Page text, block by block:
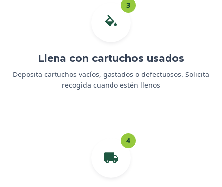
3
Llena con cartuchos usados
Deposita cartuchos vacíos, gastados o defectuosos. Solicita
recogida cuando estén llenos
4